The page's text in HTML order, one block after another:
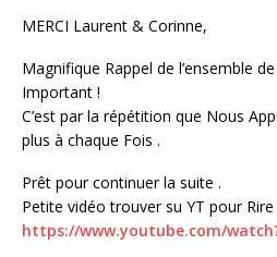
MERCI Laurent & Corinne,
Magnifique Rappel de l’ensemble
Important !
C’est par la répétition que Nous
plus à chaque Fois .
Prêt pour continuer la suite .
Petite vidéo trouver su YT pour
https://www.youtube.com/